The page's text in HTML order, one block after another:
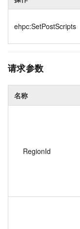
ehpc:SetPostScripts
请求参数
名称
RegionId